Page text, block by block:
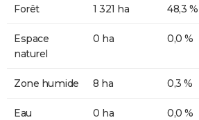
Forêt 1 321 ha 48,3 %
Espace
naturel
0 ha 0,0 %
Zone humide 8 ha 0,3 %
Eau 0 ha 0,0 %